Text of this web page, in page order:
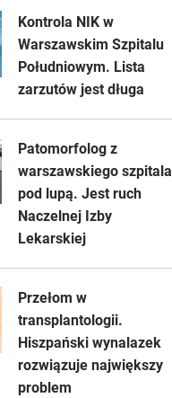
Kontrola NIK w
Warszawskim Szpitalu
Południowym. Lista
zarzutów jest długa
Patomorfolog z
warszawskiego szpitala
pod lupą. Jest ruch
Naczelnej Izby
Lekarskiej
Przełom w
transplantologii.
Hiszpański wynalazek
rozwiązuje największy
problem